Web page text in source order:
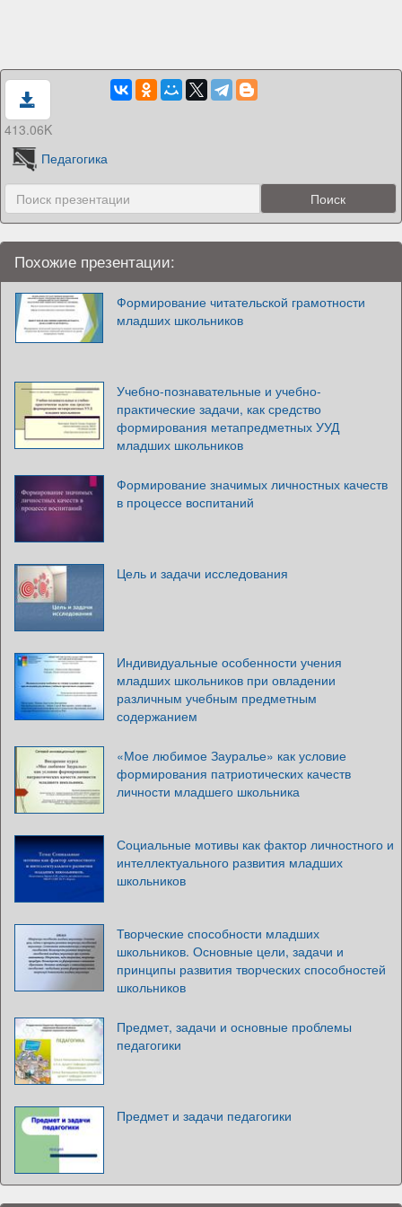
413.06K
Педагогика
Похожие презентации:
Формирование читательской грамотности
младших школьников
Учебно-познавательные и учебно-
практические задачи, как средство
формирования метапредметных УУД
младших школьников
Формирование значимых личностных качеств
в процессе воспитаний
Цель и задачи исследования
Индивидуальные особенности учения
младших школьников при овладении
различным учебным предметным
содержанием
«Мое любимое Зауралье» как условие
формирования патриотических качеств
личности младшего школьника
Социальные мотивы как фактор личностного и
интеллектуального развития младших
школьников
Творческие способности младших
школьников. Основные цели, задачи и
принципы развития творческих способностей
школьников
Предмет, задачи и основные проблемы
педагогики
Предмет и задачи педагогики